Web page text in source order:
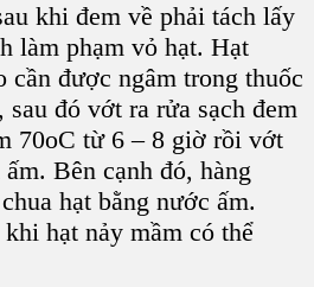
khi đem về phải tách lấy
làm phạm vỏ hạt. Hạt
cần được ngâm trong thuốc
sau đó vớt ra rửa sạch đem
70oC từ 6 – 8 giờ rồi vớt
Bên cạnh đó, hàng
hạt bằng nước ấm.
hạt nảy mầm có thể